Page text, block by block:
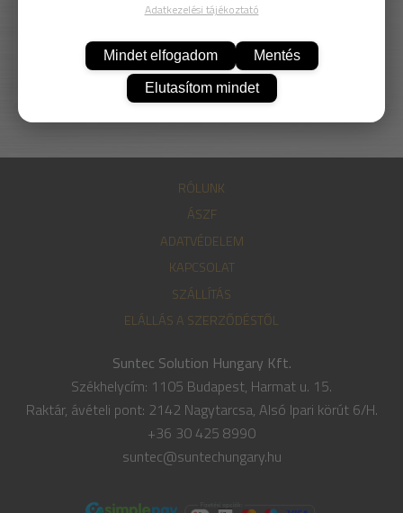
KOSÁRBA
RÓLUNK
ÁSZF
ADATVÉDELEM
KAPCSOLAT
SZÁLLÍTÁS
ELÁLLÁS A SZERZŐDÉSTŐL
Suntec Solution Hungary Kft.
Székhelycím: 1105 Budapest, Harmat u. 15.
Raktár, ávételi pont: 2142 Nagytarcsa, Alsó Ipari körút 6/H.
+36 30 425 8990
suntec@suntechungary.hu
Adatkezelési tájékoztató
Mindet elfogadom Mentés
Elutasítom mindet